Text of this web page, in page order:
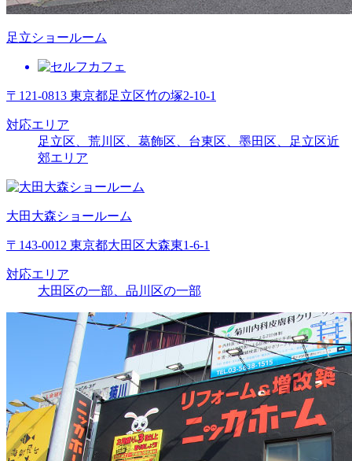
足立ショールーム
〒121-0813 東京都足立区竹の塚2-10-1
対応エリア
足立区、荒川区、葛飾区、台東区、墨田区、足立区近
郊エリア
大田大森ショールーム
〒143-0012 東京都大田区大森東1-6-1
対応エリア
大田区の一部、品川区の一部